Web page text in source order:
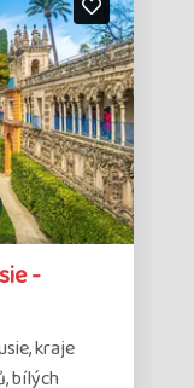
-
kraje
bílých